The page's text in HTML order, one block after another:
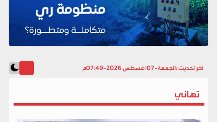
آخر تحديث :الجمعة-07 أغسطس 2026-07:49م
تهاني